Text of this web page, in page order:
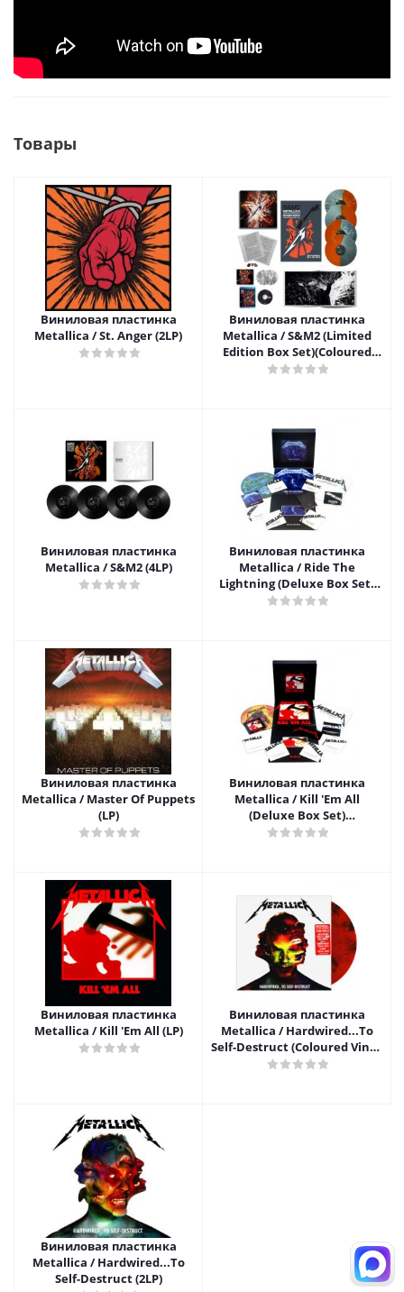
Товары
Виниловая пластинка
Metallica / St. Anger (2LP)
Виниловая пластинка
Metallica / S&M2 (Limited
Edition Box Set)(Coloured
Vinyl)(4LP+2CD+Blu-ray)
Виниловая пластинка
Metallica / S&M2 (4LP)
Виниловая пластинка
Metallica / Ride The
Lightning (Deluxe Box Set)
(4LP+6CD+DVD+Book)
Виниловая пластинка
Metallica / Master Of Puppets
(LP)
Виниловая пластинка
Metallica / Kill 'Em All
(Deluxe Box Set)
(4LP+5CD+DVD+Book)
Виниловая пластинка
Metallica / Kill 'Em All (LP)
Виниловая пластинка
Metallica / Hardwired...To
Self-Destruct (Coloured Vinyl)
(2LP)
Виниловая пластинка
Metallica / Hardwired...To
Self-Destruct (2LP)